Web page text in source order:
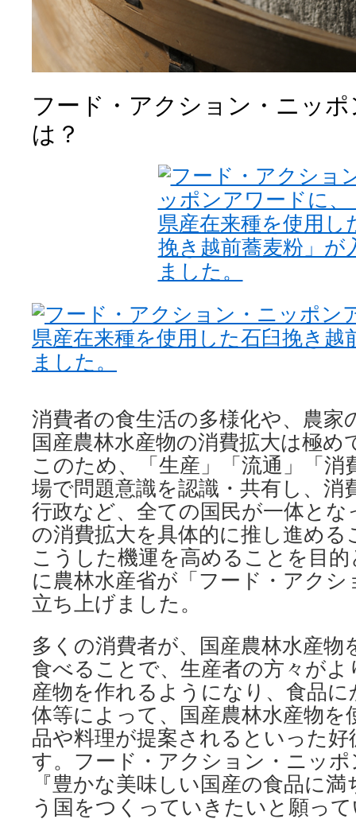
フード・アクション・ニッ
は？
消費者の食生活の多様化や、農家
国産農林水産物の消費拡大は極め
このため、「生産」「流通」「消
場で問題意識を認識・共有し、消
行政など、全ての国民が一体とな
の消費拡大を具体的に推し進め
こうした機運を高めることを目
に農林水産省が「フード・アク
立ち上げました。
多くの消費者が、国産農林水産物
食べることで、生産者の方々がよ
産物を作れるようになり、食品
体等によって、国産農林水産物を
品や料理が提案されるといった
す。フード・アクション・ニッ
『豊かな美味しい国産の食品に
う国をつくっていきたいと願っ